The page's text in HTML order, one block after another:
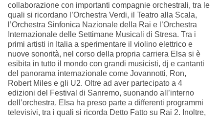
collaborazione con importanti compagnie orchestrali, tra le
quali si ricordano l’Orchestra Verdi, il Teatro alla Scala,
l’Orchestra Sinfonica Nazionale della Rai e l’Orchestra
Internazionale delle Settimane Musicali di Stresa. Tra i
primi artisti in Italia a sperimentare il violino elettrico e
nuove sonorità, nel corso della propria carriera Elsa si è
esibita in tutto il mondo con grandi musicisti, dj e cantanti
del panorama internazionale come Jovannotti, Ron,
Robert Miles e gli U2. Oltre ad aver partecipato a 4
edizioni del Festival di Sanremo, suonando all’interno
dell’orchestra, Elsa ha preso parte a differenti programmi
televisivi, tra i quali si ricorda Detto Fatto su Rai 2. Inoltre,